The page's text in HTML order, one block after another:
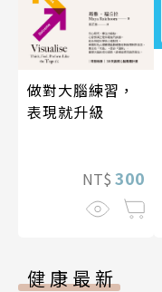
做對大腦練習，
表現就升級
NT$ 300
健康最新